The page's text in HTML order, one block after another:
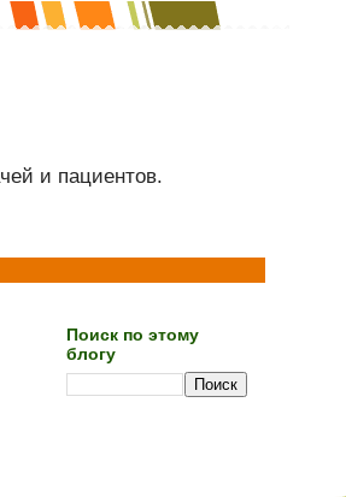
и пациентов.
Поиск по этому
блогу